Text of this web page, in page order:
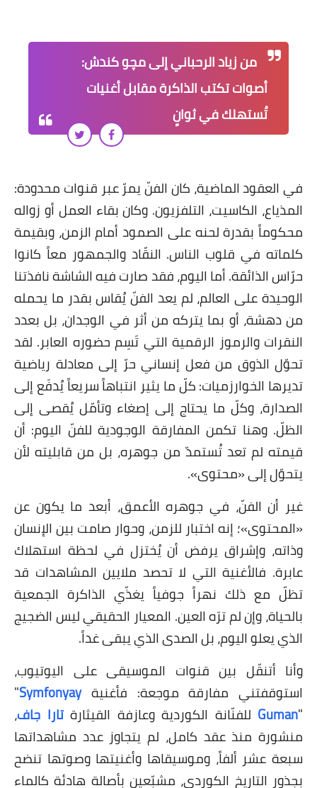
من زياد الرحباني إلى مچو كندش:
أصوات تكتب الذاكرة مقابل أغنيات
تُستهلك في ثوانٍ
في العقود الماضية، كان الفنّ يمرّ عبر قنوات محدودة:
المذياع، الكاسيت، التلفزيون. وكان بقاء العمل أو زواله
محكوماً بقدرة لحنه على الصمود أمام الزمن، وبقيمة
كلماته في قلوب الناس. النقّاد والجمهور معاً كانوا
حرّاس الذائقة. أما اليوم، فقد صارت فيه الشاشة نافذتنا
الوحيدة على العالم، لم يعد الفنّ يُقاس بقدر ما يحمله
من دهشة، أو بما يتركه من أثر في الوجدان، بل بعدد
النقرات والرموز الرقمية التي تَسِم حضوره العابر. لقد
تحوّل الذوق من فعل إنساني حرّ إلى معادلة رياضية
تديرها الخوارزميات: كلّ ما يثير انتباهاً سريعاً يُدفَع إلى
الصدارة، وكلّ ما يحتاج إلى إصغاء وتأمّل يُقصى إلى
الظلّ. وهنا تكمن المفارقة الوجودية للفنّ اليوم: أن
قيمته لم تعد تُستمدّ من جوهره، بل من قابليته لأن
يتحوّل إلى «محتوى».
غير أن الفنّ، في جوهره الأعمق، أبعد ما يكون عن
«المحتوى»؛ إنه اختبار للزمن، وحوار صامت بين الإنسان
وذاته، وإشراق يرفض أن يُختزل في لحظة استهلاك
عابرة. فالأغنية التي لا تحصد ملايين المشاهدات قد
تظلّ مع ذلك نهراً جوفياً يغذّي الذاكرة الجمعية
بالحياة، وإن لم ترَه العين. المعيار الحقيقي ليس الضجيج
الذي يعلو اليوم، بل الصدى الذي يبقى غداً.
وأنا أتنقّل بين قنوات الموسيقى على اليوتيوب،
استوقفتني مفارقة موجعة: فأغنية
"Symfonyay
Guman" للفنّانة الكوردية وعازفة القيثارةتارا جاف،
منشورة منذ عقد كامل، لم يتجاوز عدد مشاهداتها
سبعة عشر ألفاً، وموسيقاها وأغنيتها وصوتها تنضح
بجذور التاريخ الكوردي، مشبّعين بأصالة هادئة كالماء